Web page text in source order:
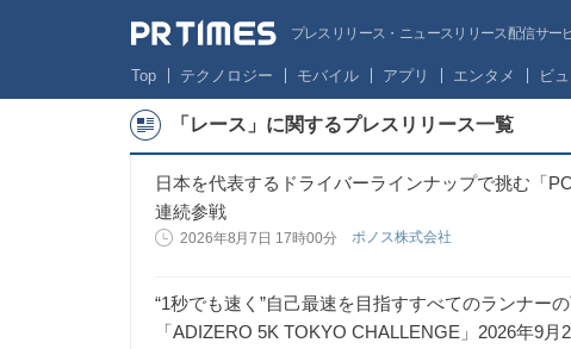
プレスリリース・ニュースリリース配信サー
Top テクノロジー モバイル アプリ エンタメ ビ
「レース」に関するプレスリリース一覧
日本を代表するドライバーラインナップで挑む「
連続参戦
2026年8月7日 17時00分 ポノス株式会社
“1秒でも速く”自己最速を目指すすべてのランナー
「ADIZERO 5K TOKYO CHALLENGE」2026年9月